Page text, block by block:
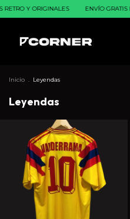
ENVÍO GRATIS EN LAS
Inicio . Leyendas
Leyendas